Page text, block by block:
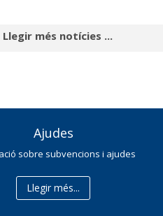
Llegir més notícies ...
Ajudes
sobre subvencions i ajudes
Llegir més...